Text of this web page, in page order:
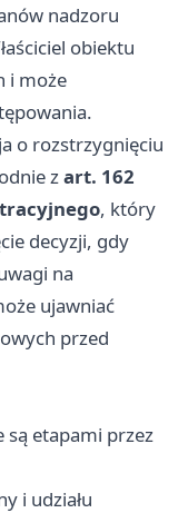
nadzoru
obiektu
i może
o rozstrzygnięciu
zart. 162
, który
decyzji, gdy
na
ujawniać
przed
są etapami przez
i udziału